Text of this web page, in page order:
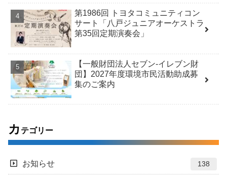
第1986回 トヨタコミュニティコン
サート「八戸ジュニアオーケストラ
第35回定期演奏会」
【一般財団法人セブン-イレブン財
団】2027年度環境市民活動助成募
集のご案内
カ テゴリー
お知らせ 138